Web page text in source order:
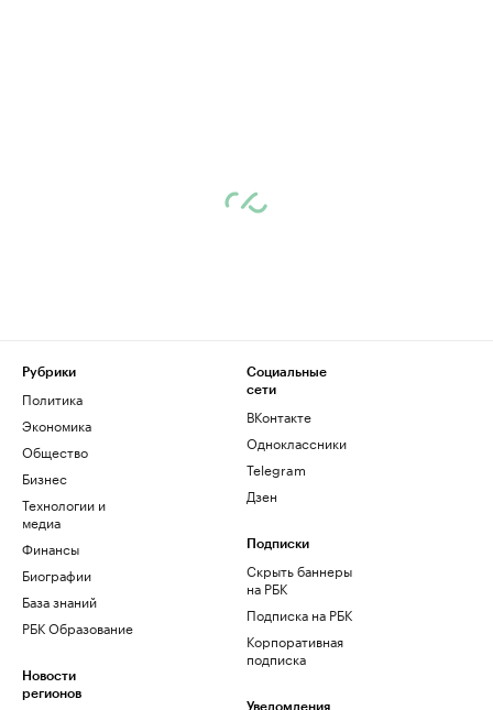
Рубрики
Политика
Экономика
Общество
Бизнес
Технологии и
медиа
Финансы
Биографии
База знаний
РБК Образование
Новости
регионов
Социальные
сети
ВКонтакте
Одноклассники
Telegram
Дзен
Подписки
Скрыть баннеры
на РБК
Подписка на РБК
Корпоративная
подписка
Уведомления